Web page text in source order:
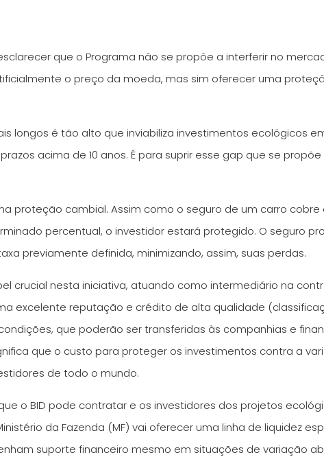
que o Programa não se propõe a interferir no
o preço da moeda, mas sim oferecer uma
longos é tão alto que inviabiliza investimentos ecológicos
acima de 10 anos. É para suprir esse gap que se
proteção cambial. Assim como o seguro de um carro
percentual, o investidor estará protegido. O seguro
previamente definida, minimizando, assim, suas perdas.
crucial nesta iniciativa, atuando como intermediário na
excelente reputação e crédito de alta qualidade
que poderão ser transferidas às companhias e
que o custo para proteger os investimentos contra a
de todo o mundo.
o BID pode contratar e os investidores dos projetos
da Fazenda (MF) vai oferecer uma linha de liquidez
suporte financeiro mesmo em situações de variação